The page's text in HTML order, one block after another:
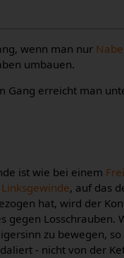
wenn man nur
umbauen.
Gang erreicht man
ist wie bei einem
Linksgewinde, auf das
hat, wird der
gegen Losschrauben.
zu bewegen, so
- nicht von der